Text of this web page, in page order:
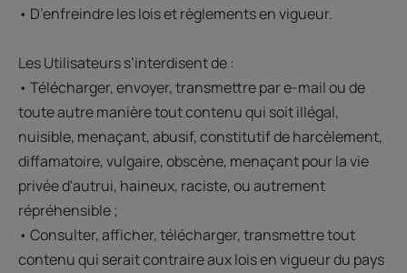
• D’enfreindre les lois et règlements en vigueur.
Les Utilisateurs s’interdisent de :
• Télécharger, envoyer, transmettre par e-mail ou de
toute autre manière tout contenu qui soit illégal,
nuisible, menaçant, abusif, constitutif de harcèlement,
diffamatoire, vulgaire, obscène, menaçant pour la vie
privée d'autrui, haineux, raciste, ou autrement
répréhensible ;
• Consulter, afficher, télécharger, transmettre tout
contenu qui serait contraire aux lois en vigueur du pays